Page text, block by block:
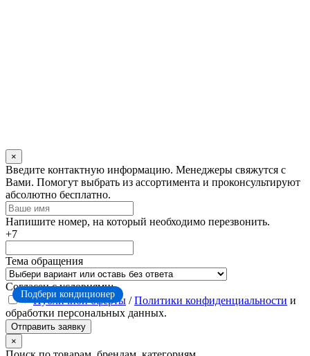
Подбери кондиционер
×
Оставьте
это
поле
пустым
Введите контактную информацию. Менеджеры свяжутся с
Вами. Помогут выбрать из ассортимента и проконсультируют
абсолютно бесплатно.
Напишите номер, на который необходимо перезвонить.
+7
Тема обращения
Согласен с условиями:
Публичной оферты /Политики конфиденциальности и
обработки персональных данных.
Отправить заявку
×